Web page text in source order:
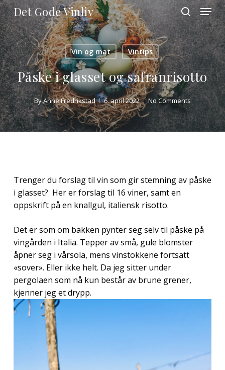
Skip
to
main
content
Det Gode Vinliv
search
Menu
Vin og mat Vintips
Påske i glasset og safranrisotto
ByAnne Fredrikstad 6. april 2022 No Comments
Trenger du forslag til vin som gir stemning av påske
i glasset? Her er forslag til 16 viner, samt en
oppskrift på en knallgul, italiensk risotto.
Det er som om bakken pynter seg selv til påske på
vingården i Italia. Tepper av små, gule blomster
åpner seg i vårsola, mens vinstokkene fortsatt
«sover». Eller ikke helt. Da jeg sitter under
pergolaen som nå kun består av brune grener,
kjenner jeg et drypp.
Close
Menu